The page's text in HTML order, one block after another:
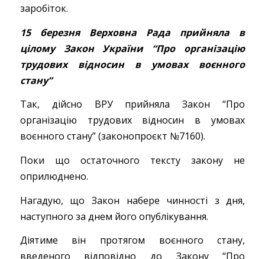
заробіток.
15 березня Верховна Рада прийняла в
цілому Закон України “Про організацію
трудових відносин в умовах воєнного
стану”
Так, дійсно ВРУ прийняла Закон “Про
організацію трудових відносин в умовах
воєнного стану” (законопроєкт №7160).
Поки що остаточного тексту закону не
оприлюднено.
Нагадую, що Закон набере чинності з дня,
наступного за днем його опублікування.
Діятиме він протягом воєнного стану,
введеного відповідно до Закону “Про